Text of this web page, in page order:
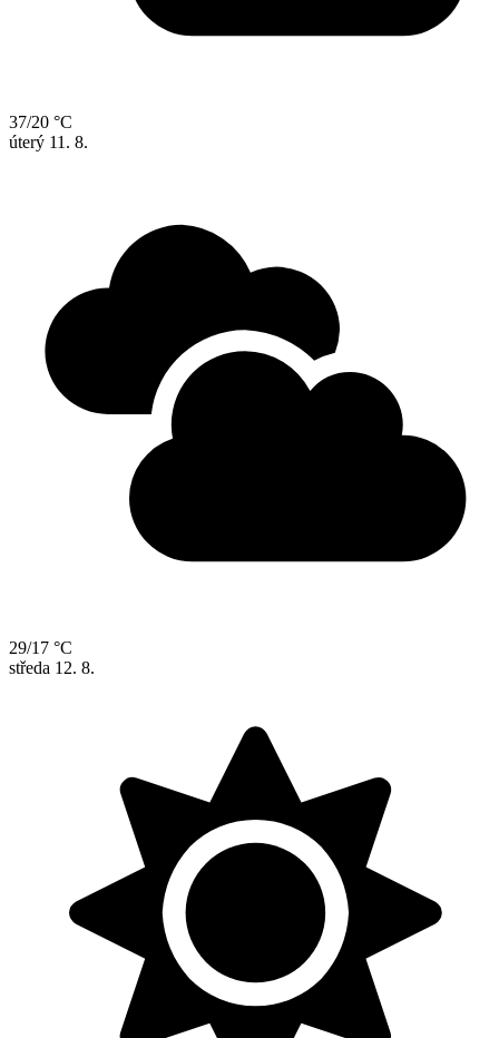
37/20 °C
úterý 11. 8.
29/17 °C
středa 12. 8.